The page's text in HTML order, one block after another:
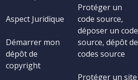
Aspect Juridique
Démarrer mon
dépôt de
copyright
Protéger un
code source,
déposer un code
source, dépôt de
codes source
Protéger un site